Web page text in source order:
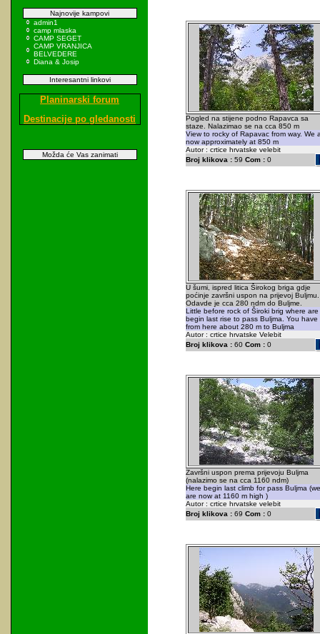
Najnovije kampovi
admin1
camp mlaska
CAMP SEGET
CAMP VRANJICA
BELVEDERE
Diana & Josip
Interesantni linkovi
Planinarski forum
Destinacije po gledanosti
Možda će Vas zanimati
Pogled na stijene podno Rapavca sa
staze. Nalazimao se na cca 850 m
View to rocky of Rapavac from way. We
now approximately at 850 m
Autor : crtice hrvatske velebit
Broj klikova :59 Com :0
U šumi, ispred litica Širokog briga gdje
poćinje završni uspon na prijevoj Buljmu.
Odavde je cca 280 ndm do Buljme.
Little before rock of Široki brig where are
begin last rise to pass Buljma. You have
from here about 280 m to Buljma
Autor : crtice hrvatske Velebit
Broj klikova :60 Com :0
Završni uspon prema prijevoju Buljma
(nalazimo se na cca 1160 ndm)
Here begin last climb for pass Buljma (we
are now at 1160 m high )
Autor : crtice hrvatske velebit
Broj klikova :69 Com :0